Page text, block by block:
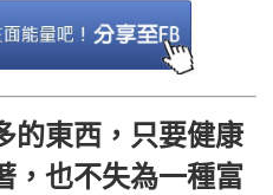
的東西，只要健康
，也不失為一種富